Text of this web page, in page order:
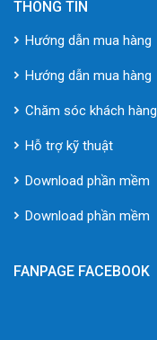
THÔNG TIN
Hướng dẫn mua hàng
Hướng dẫn mua hàng
Chăm sóc khách hàng
Hỗ trợ kỹ thuật
Download phần mềm
Download phần mềm
FANPAGE FACEBOOK